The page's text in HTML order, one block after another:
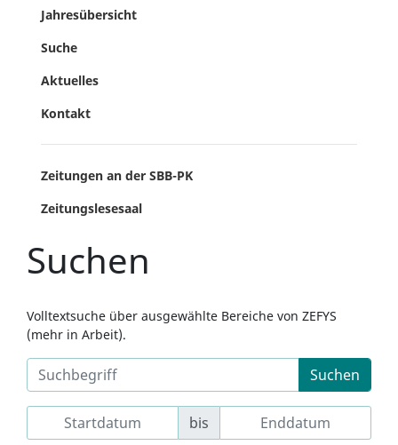
Jahresübersicht
Suche
Aktuelles
Kontakt
Zeitungen an der SBB-PK
Zeitungslesesaal
Suchen
Volltextsuche über ausgewählte Bereiche von ZEFYS
(mehr in Arbeit).
Suchen
bis